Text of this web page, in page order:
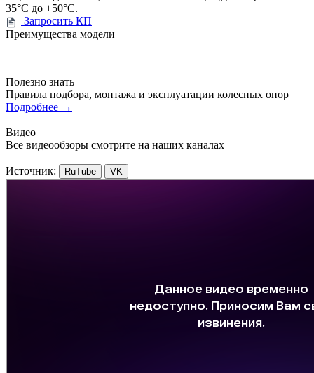
35°С до +50°С.
Запросить КП
Преимущества модели
Полезно знать
Правила подбора, монтажа и эксплуатации колесных опор
Подробнее →
Видео
Все видеообзоры смотрите на наших каналах
Источник: RuTube VK